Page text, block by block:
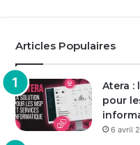
Articles Populaires
Atera :
pour
6 avril